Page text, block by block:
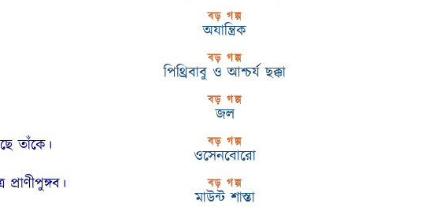
তাঁকে।
বড় গল্প
অযান্ত্রিক
বড় গল্প
পিথ্রিবাবু ও আশ্চর্য ছক্কা
বড় গল্প
জল
বড় গল্প
ওসেনবোরো
বড় গল্প
মাউন্ট শাস্তা